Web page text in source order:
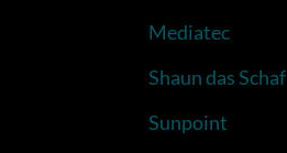
Mediatec
Shaun das Schaf
Sunpoint